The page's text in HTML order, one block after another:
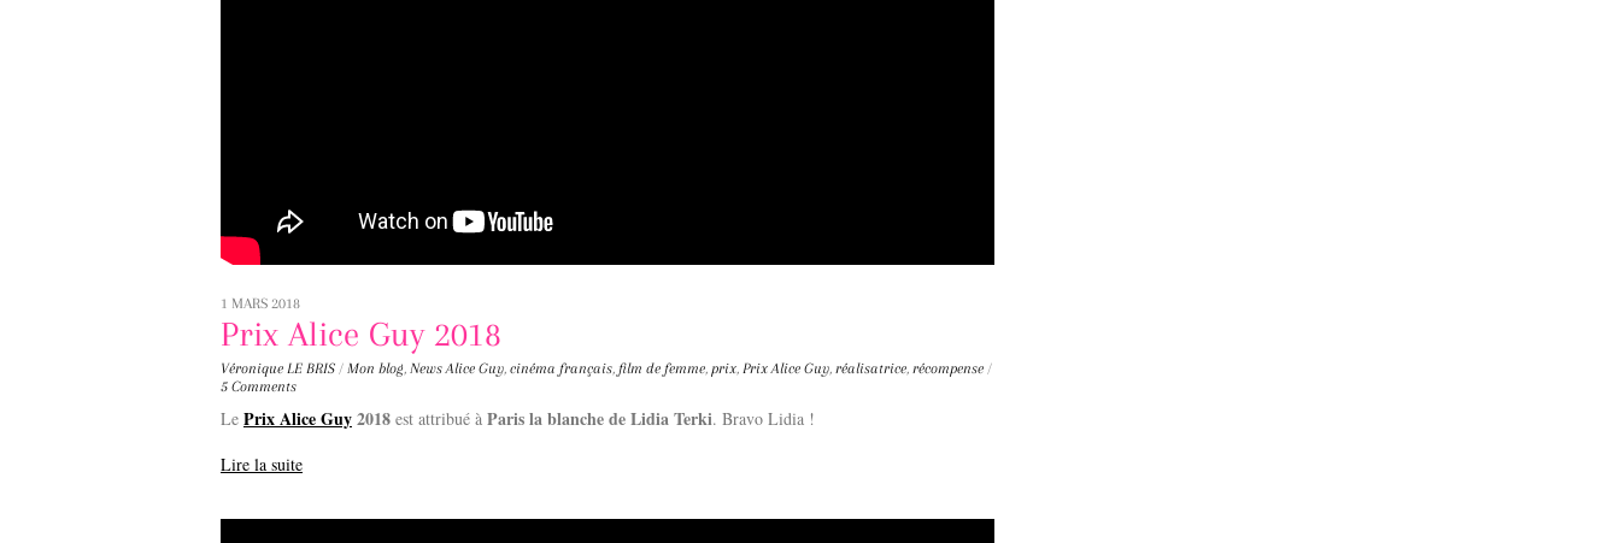
1 MARS 2018
Prix Alice Guy 2018
Véronique LE BRIS / Mon blog, News Alice Guy, cinéma français, film de femme, prix, Prix Alice Guy, réalisatrice, récompense /
5 Comments
Le Prix Alice Guy2018 est attribué à Paris la blanche de Lidia Terki. Bravo Lidia !
Lire la suite